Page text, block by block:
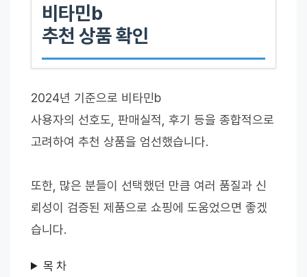
비타민b
추천 상품 확인
2024년 기준으로 비타민b
사용자의 선호도, 판매실적, 후기 등을 종합적으로
고려하여 추천 상품을 엄선했습니다.
또한, 많은 분들이 선택했던 만큼 여러 품질과 신
뢰성이 검증된 제품으로 쇼핑에 도움었으면 좋겠
습니다.
목 차